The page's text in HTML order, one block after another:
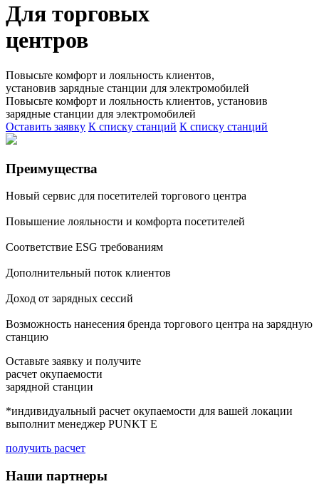
Для торговых
центров
Повысьте комфорт и лояльность клиентов,
установив зарядные станции для электромобилей
Повысьте комфорт и лояльность клиентов, установив
зарядные станции для электромобилей
Оставить заявку К списку станций К списку станций
Преимущества
Новый сервис для посетителей торгового центра
Повышение лояльности и комфорта посетителей
Соответствие ESG требованиям
Дополнительный поток клиентов
Доход от зарядных сессий
Возможность нанесения бренда торгового центра на зарядную
станцию
Оставьте заявку и получите
расчет окупаемости
зарядной станции
*индивидуальный расчет окупаемости для вашей локации
выполнит менеджер PUNKT E
получить расчет
Наши партнеры